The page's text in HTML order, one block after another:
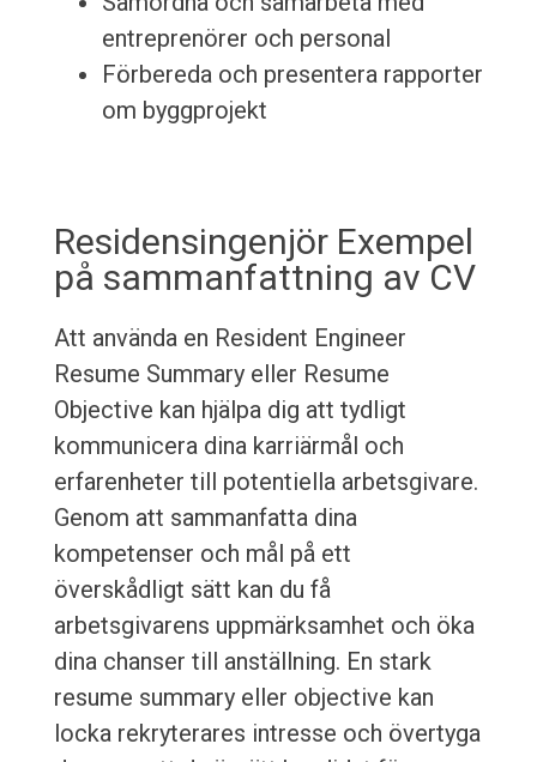
entreprenörer och personal
Förbereda och presentera rapporter
om byggprojekt
Residensingenjör Exempel
på sammanfattning av CV
Att använda en Resident Engineer
Resume Summary eller Resume
Objective kan hjälpa dig att tydligt
kommunicera dina karriärmål och
erfarenheter till potentiella arbetsgivare.
Genom att sammanfatta dina
kompetenser och mål på ett
överskådligt sätt kan du få
arbetsgivarens uppmärksamhet och öka
dina chanser till anställning. En stark
resume summary eller objective kan
locka rekryterares intresse och övertyga